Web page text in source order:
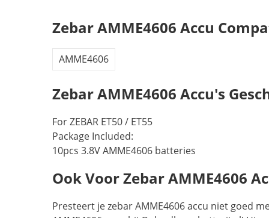
Zebar AMME4606 Accu
AMME4606
Zebar AMME4606 Accu's
For ZEBAR ET50 / ET55
Package Included:
10pcs 3.8V AMME4606 batteries
Ook Voor Zebar AMME4606
Presteert je zebar AMME4606 accu niet goed